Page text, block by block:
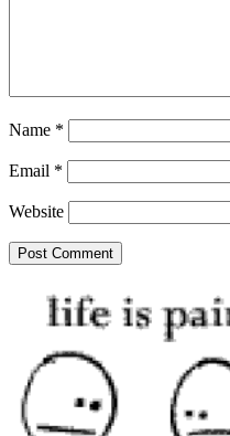
Name *
Email *
Website